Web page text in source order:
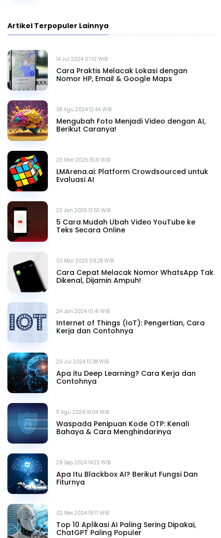
Artikel Terpopuler Lainnya
14 Jul 2024 07.10 WIB
Cara Praktis Melacak Lokasi dengan
Nomor HP, Email & Google Maps
08 Agu 2024 12.44 WIB
Mengubah Foto Menjadi Video dengan AI,
Berikut Caranya!
20 Mar 2025 15.31 WIB
LMArena.ai: Platform Crowdsourced untuk
Evaluasi AI
23 Jan 2025 13.53 WIB
5 Cara Mudah Ubah Video YouTube ke
Teks Secara Online
03 Mar 2025 09.28 WIB
Cara Cepat Melacak Nomor WhatsApp Tak
Dikenal, Dijamin Ampuh!
24 Jan 2024 10.41 WIB
Internet of Things (IoT): Pengertian, Cara
Kerja dan Contohnya
29 Jul 2024 13.38 WIB
Apa itu Deep Learning? Cara Kerja dan
Contohnya
11 Agu 2024 16.04 WIB
Waspada Penipuan Kode OTP: Kenali
Bahaya & Cara Menghindarinya
29 Sep 2024 14.23 WIB
Apa Itu Blackbox AI? Berikut Fungsi Dan
Fiturnya
02 Mei 2024 19.17 WIB
Top 10 Aplikasi AI Paling Sering Dipakai,
ChatGPT Paling Populer